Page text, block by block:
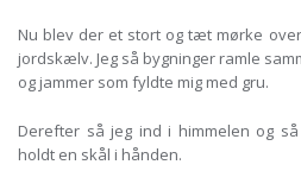
Nu blev der et stort og tæt mørke
jordskælv. Jeg så bygninger ramle
og jammer som fyldte mig med gru.
Derefter så jeg ind i himmelen og
holdt en skål i hånden.